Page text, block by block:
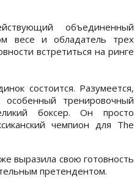
объединенный
весе и обладатель трех
встретиться на ринге
состоится. Разумеется,
тренировочный
боксер. Он просто
чемпион для The
выразила свою готовность
претендентом.